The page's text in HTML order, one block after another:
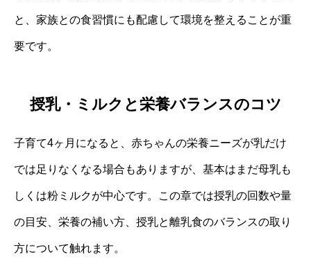
と、家族との食習慣にも配慮して環境を整えることが重
要です。
授乳・ミルクと栄養バランスのコツ
子育て4ヶ月になると、赤ちゃんの栄養ニーズが乳だけ
では足りなくなる場合もありますが、基本はまだ母乳も
しくは粉ミルクが中心です。この章では授乳の回数や量
の目安、栄養の補い方、授乳と離乳食のバランスの取り
方について触れます。